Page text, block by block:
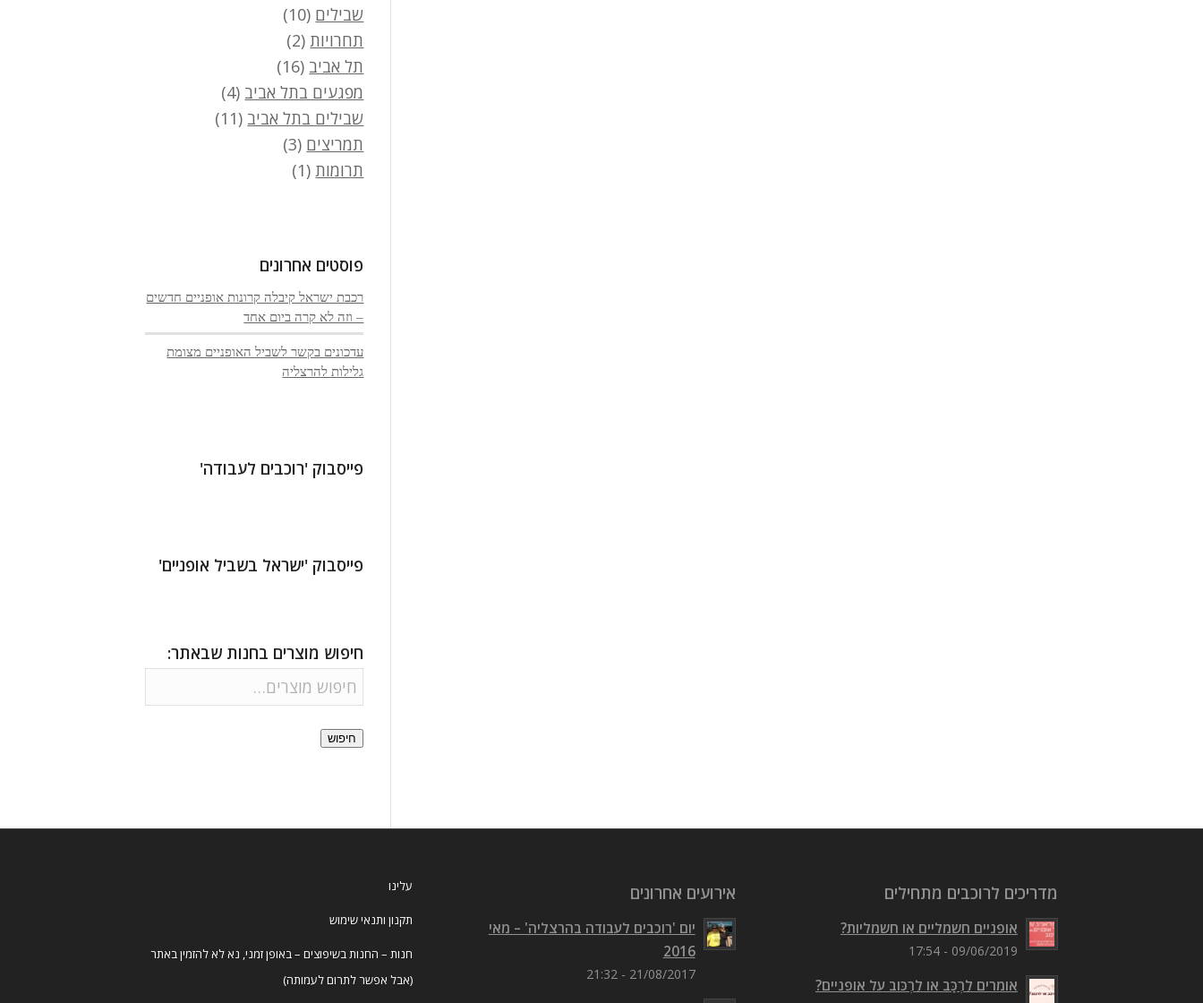
שבילים (10)
תחרויות(2)
תל אביב (16)
מפגעים בתל אביב (4)
שבילים בתל אביב (11)
תמריצים (3)
תרומות(1)
פוסטים אחרונים
רכבת ישראל קיבלה קרונות אופניים חדשים
– וזה לא קרה ביום אחד
עדכונים בקשר לשביל האופניים מצומת
גלילות להרצליה
פייסבוק 'רוכבים לעבודה'
פייסבוק 'ישראל בשביל אופניים'
חיפוש מוצרים בחנות שבאתר:
חיפוש
מדריכים לרוכבים מתחילים
אופניים חשמליים או חשמליות?
09/06/2019 - 17:54
אומרים לִרְכַּב או לִרְכּוב על אופניים?
אירועים אחרונים
יום 'רוכבים לעבודה בהרצליה' – מאי
2016
21/08/2017 - 21:32
עלינו
תקנון ותנאי שימוש
חנות – החנות בשיפוצים – באופן זמני, נא לא להזמין באתר
(אבל אפשר לתרום לעמותה)